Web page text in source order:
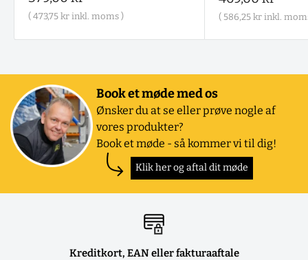
( 473,75 kr inkl. moms ) ( 586,25 krinkl.
Book et møde med os
Ønsker du at se eller prøve nogle af
vores produkter?
Book et møde - så kommer vi til dig!
Klik her og aftal dit møde
Kreditkort, EAN eller fakturaaftale